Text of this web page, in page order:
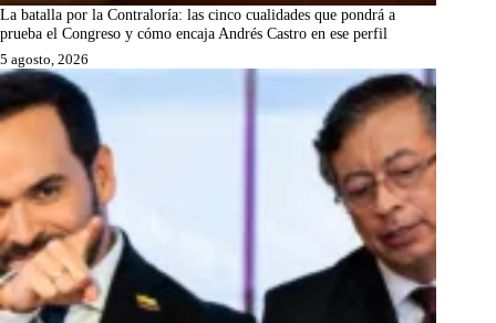
La batalla por la Contraloría: las cinco cualidades que pondrá a
prueba el Congreso y cómo encaja Andrés Castro en ese perfil
5 agosto, 2026